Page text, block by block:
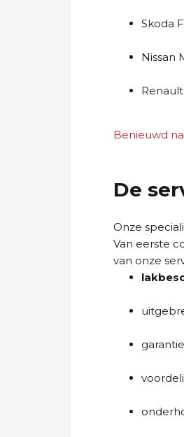
Skoda
Nissan
Benieuwd
De
Onze
Van eerste
van onze